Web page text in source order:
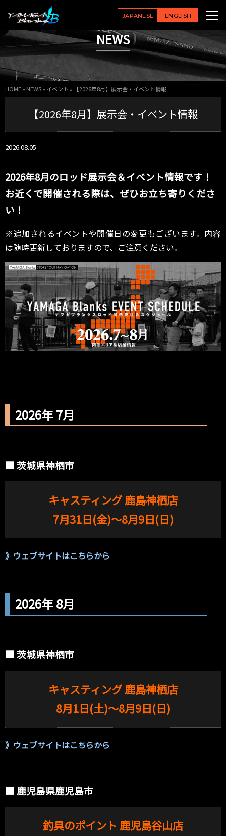
JAPANESE ENGLISH
NEWS
HOME» NEWS» イベント » 【2026年8月】展示会・イベント情報
【2026年8月】展示会・イベント情報
2026.08.05
2026年8月のロッド展示会＆イベント情報です！
お近くで開催される際は、ぜひお立ち寄りくださ
い！
※追加されるイベントや開催日の変更もございます。内容
は随時更新しておりますので、ご注意ください。
2026年 7月
■ 茨城県神栖市
キャスティング 鹿島神栖店
7月31日(金)〜8月9日(日)
》 ウェブサイトはこちらから
2026年 8月
■ 茨城県神栖市
キャスティング 鹿島神栖店
8月1日(土)〜8月9日(日)
》 ウェブサイトはこちらから
■ 鹿児島県鹿児島市
釣具のポイント 鹿児島谷山店